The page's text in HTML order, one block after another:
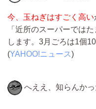
今、玉ねぎはすごく高い
「近所のスーパーでは
します。3月ごろは1個
(YAHOO!ニュース)
へええ、知らんかっ